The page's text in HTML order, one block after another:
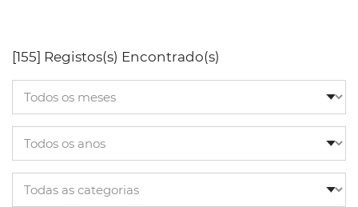
[155] Registos(s) Encontrado(s)